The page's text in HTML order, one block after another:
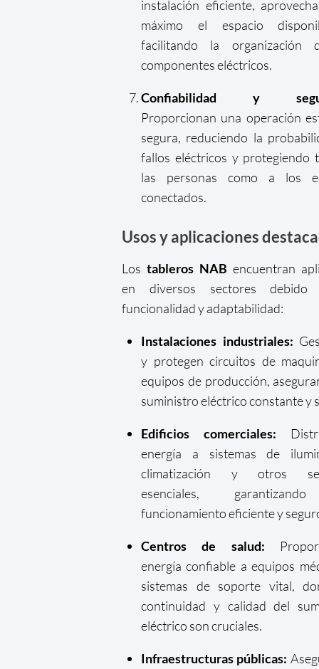
instalación eficiente,
máximo el espacio
facilitando la organización
componentes eléctricos.
Confiabilidad y
Proporcionan una operación
segura, reduciendo la
fallos eléctricos y protegiendo
las personas como a los
conectados.
Usos y aplicaciones
Los tableros NAB encuentran
en diversos sectores
funcionalidad y adaptabilidad:
Instalaciones industriales:
y protegen circuitos de
equipos de producción,
suministro eléctrico constante y
Edificios comerciales:
energía a sistemas de
climatización y otros
esenciales,
funcionamiento eficiente y
Centros de salud:
energía confiable a equipos
sistemas de soporte vital,
continuidad y calidad del
eléctrico son cruciales.
Infraestructuras públicas: